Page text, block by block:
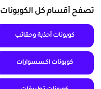
تصفح أقسام كل الكوبونات
كوبونات أحذية وحقائب
كوبونات اكسسوارات